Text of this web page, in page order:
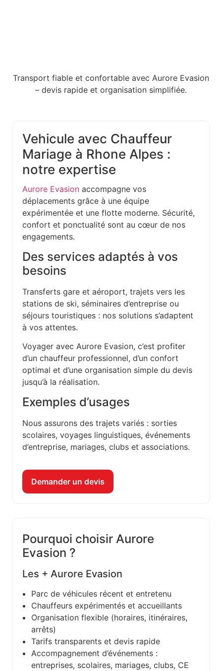
Transport fiable et confortable avec Aurore Evasion
– devis rapide et organisation simplifiée.
Vehicule avec Chauffeur
Mariage à Rhone Alpes :
notre expertise
Aurore Evasion accompagne vos
déplacements grâce à une équipe
expérimentée et une flotte moderne. Sécurité,
confort et ponctualité sont au cœur de nos
engagements.
Des services adaptés à vos
besoins
Transferts gare et aéroport, trajets vers les
stations de ski, séminaires d’entreprise ou
séjours touristiques : nos solutions s’adaptent
à vos attentes.
Voyager avec Aurore Evasion, c’est profiter
d’un chauffeur professionnel, d’un confort
optimal et d’une organisation simple du devis
jusqu’à la réalisation.
Exemples d’usages
Nous assurons des trajets variés : sorties
scolaires, voyages linguistiques, événements
d’entreprise, mariages, clubs et associations.
Demander un devis
Pourquoi choisir Aurore
Evasion ?
Les + Aurore Evasion
Parc de véhicules récent et entretenu
Chauffeurs expérimentés et accueillants
Organisation flexible (horaires, itinéraires,
arrêts)
Tarifs transparents et devis rapide
Accompagnement d’événements :
entreprises, scolaires, mariages, clubs, CE